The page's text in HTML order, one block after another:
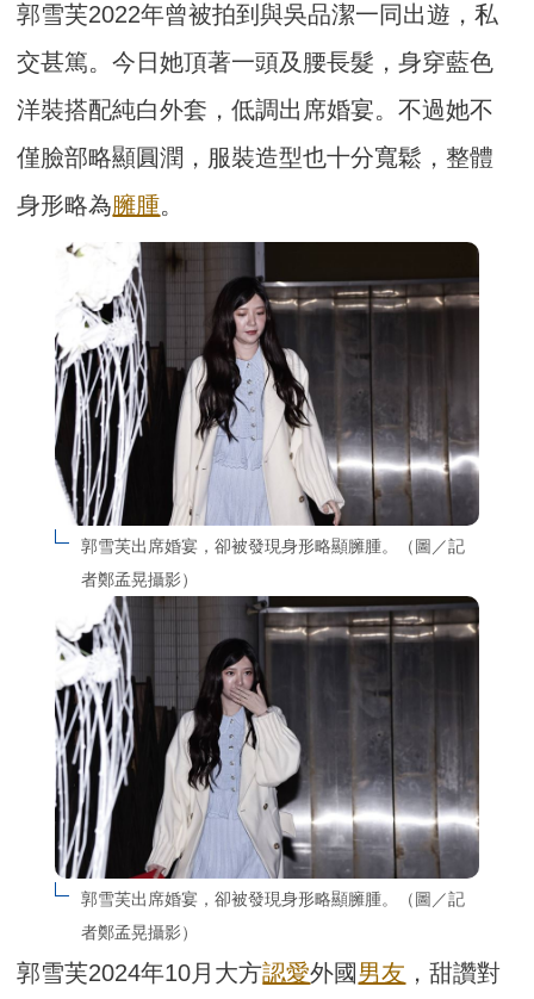
郭雪芙2022年曾被拍到與吳品潔一同出遊，私
交甚篤。今日她頂著一頭及腰長髮，身穿藍色
洋裝搭配純白外套，低調出席婚宴。不過她不
僅臉部略顯圓潤，服裝造型也十分寬鬆，整體
身形略為臃腫。
郭雪芙出席婚宴，卻被發現身形略顯臃腫。（圖／記
者鄭孟晃攝影）
郭雪芙出席婚宴，卻被發現身形略顯臃腫。（圖／記
者鄭孟晃攝影）
郭雪芙2024年10月大方認愛外國 男友 ，甜讚對